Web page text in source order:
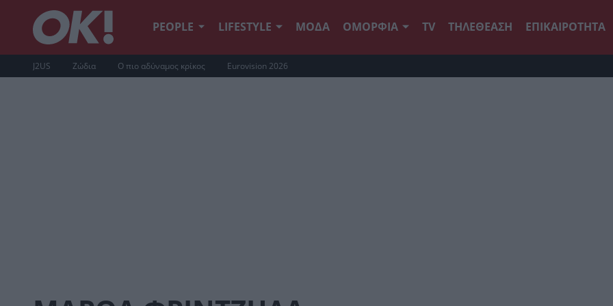
PEOPLE LIFESTYLE ΜΟΔΑ ΟΜΟΡΦΙΑ TV ΤΗΛΕΘΕΑΣΗ ΕΠΙΚΑΙΡΟΤΗΤΑ
J2US Ζώδια Ο πιο αδύναμος κρίκος Eurovision 2026